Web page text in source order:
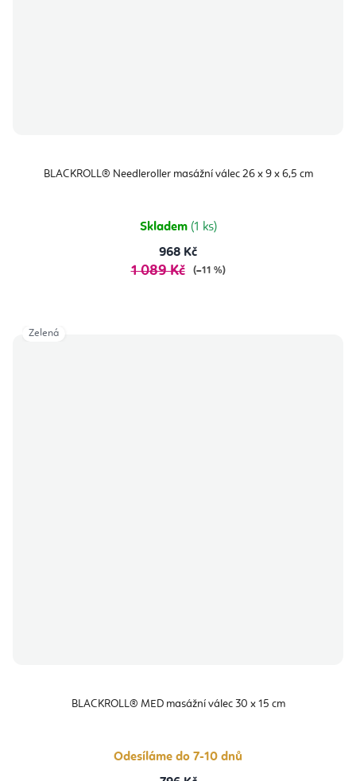
BLACKROLL® Needleroller masážní válec 26 x 9 x 6,5 cm
Skladem (1 ks)
968 Kč
1 089 Kč (–11 %)
BLACKROLL® MED masážní válec 30 x 15 cm
Odesíláme do 7-10 dnů
Zelená